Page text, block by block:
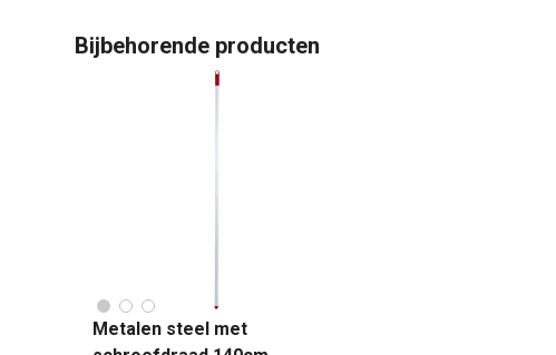
Bijbehorende producten
Metalen steel met